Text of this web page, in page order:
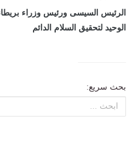
الرئيس السيسى ورئيس وزراء
الوحيد لتحقيق السلام الدائم
بحث سريع: